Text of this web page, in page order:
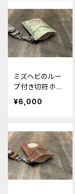
ミズヘビのルー
プ付き切符ホル
ダー
¥6,000